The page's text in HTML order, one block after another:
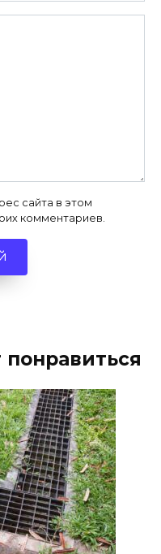
сайта в этом
комментариев.